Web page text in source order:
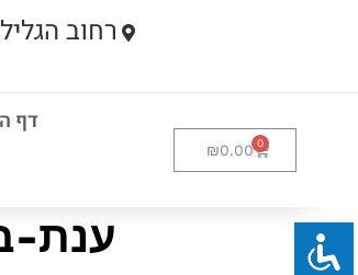
רחוב הגליל 3, כפר יונה
₪0.00
דף
ענת-